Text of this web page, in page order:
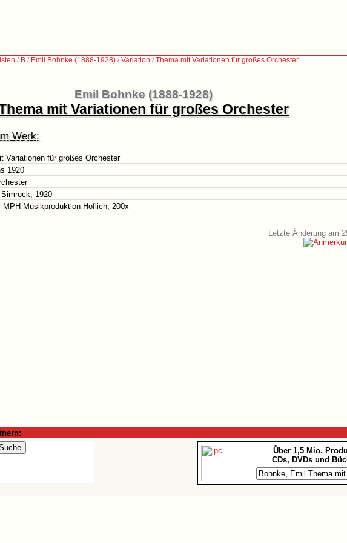
/ B / Emil Bohnke (1888-1928) /Variation /Thema mit Variationen für großes Orchester
Emil Bohnke (1888-1928)
mit Variationen für großes Orchester
Werk:
Variationen für großes Orchester
1920
1920
MPH Musikproduktion Höflich, 200x
Letzte Änderung am
Über 1,5 Mio.
CDs, DVDs und